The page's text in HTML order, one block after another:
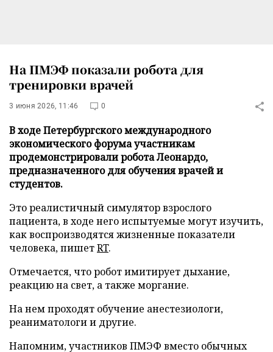
На ПМЭФ показали робота для
тренировки врачей
3 июня 2026, 11:46 0
В ходе Петербургского международного
экономического форума участникам
продемонстрировали робота Леонардо,
предназначенного для обучения врачей и
студентов.
Это реалистичный симулятор взрослого
пациента, в ходе него испытуемые могут изучить,
как воспроизводятся жизненные показатели
человека, пишетRT.
Отмечается, что робот имитирует дыхание,
реакцию на свет, а также моргание.
На нем проходят обучение анестезиологи,
реаниматологи и другие.
Напомним, участников ПМЭФ вместо обычных